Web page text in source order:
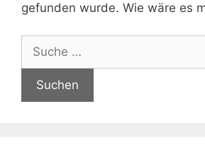
gefunden wurde. Wie wäre es
nach: